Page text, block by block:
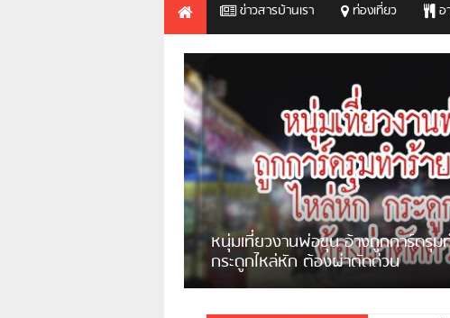
ข่าวสารบ้านเรา ท่องเที่ยว อ
ชาวเน็ตสวดยับ! พบพม่าเร่ขายพว
พอไม่ซื้อเดินตาม